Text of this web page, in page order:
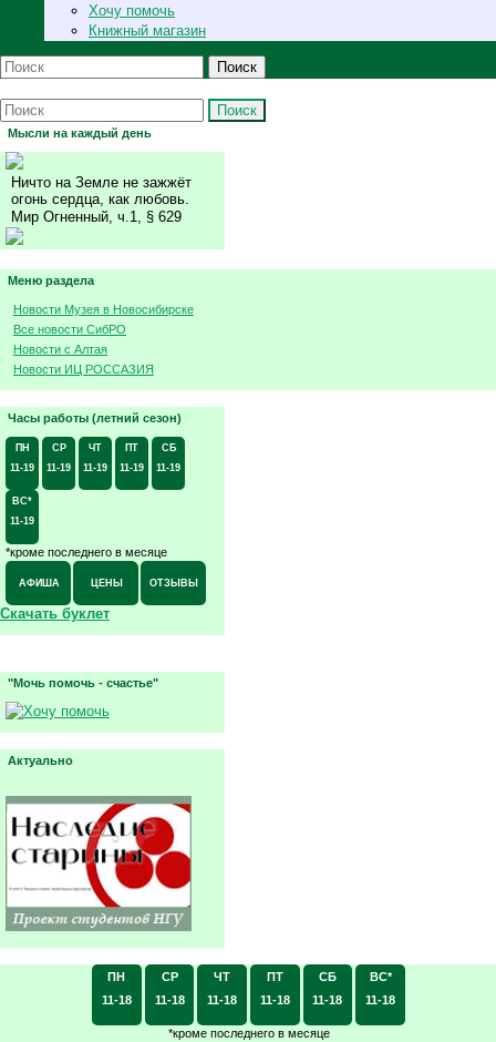
Хочу помочь
Книжный магазин
Поиск
Поиск
Мысли на каждый день
Ничто на Земле не зажжёт
огонь сердца, как любовь.
Мир Огненный, ч.1, § 629
Меню раздела
Новости Музея в Новосибирске
Все новости СибРО
Новости с Алтая
Новости ИЦ РОССАЗИЯ
Часы работы (летний сезон)
ПН
11-19
СР
11-19
ЧТ
11-19
ПТ
11-19
СБ
11-19
ВС*
11-19
*кроме последнего в месяце
АФИША ЦЕНЫ ОТЗЫВЫ
Скачать буклет
"Мочь помочь - счастье"
Актуально
ПН
11-18
СР
11-18
ЧТ
11-18
ПТ
11-18
СБ
11-18
ВС*
11-18
*кроме последнего в месяце